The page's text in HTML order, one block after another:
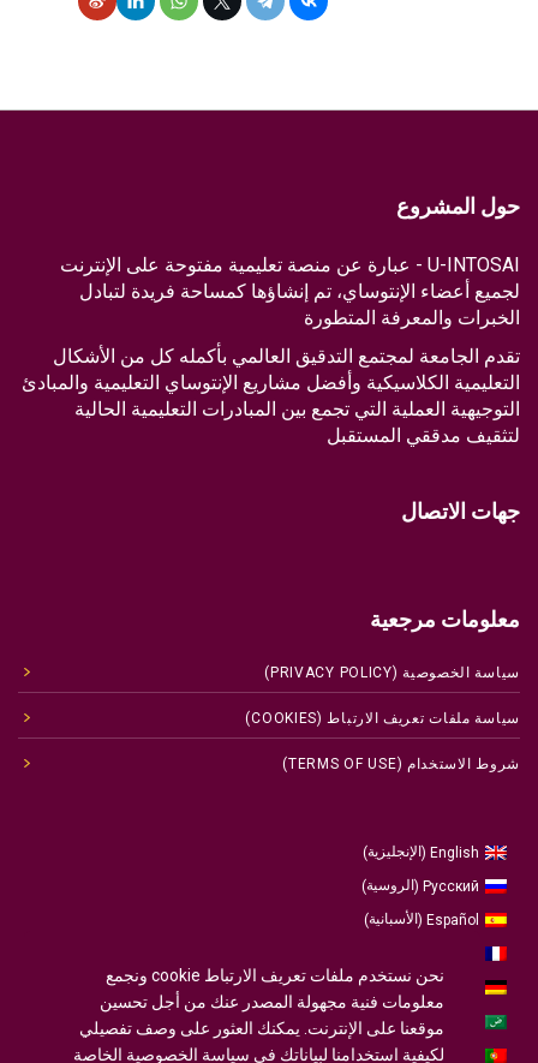
حول المشروع
U-INTOSAI - عبارة عن منصة تعليمية مفتوحة على الإنترنت
لجميع أعضاء الإنتوساي، تم إنشاؤها كمساحة فريدة لتبادل
الخبرات والمعرفة المتطورة
تقدم الجامعة لمجتمع التدقيق العالمي بأكمله كل من الأشكال
التعليمية الكلاسيكية وأفضل مشاريع الإنتوساي التعليمية والمبادئ
التوجيهية العملية التي تجمع بين المبادرات التعليمية الحالية
لتثقيف مدققي المستقبل
جهات الاتصال
معلومات مرجعية
سياسة الخصوصية (PRIVACY POLICY)
سياسة ملفات تعريف الارتباط (COOKIES)
شروط الاستخدام (TERMS OF USE)
English
(الإنجليزية)
Русский
(الروسية)
Español
(الأسبانية)
Deutsch
( الألمانية
Português
( البرتغالية ، البرتغال)
نحن نستخدم ملفات تعريف الارتباط cookie ونجمع
معلومات فنية مجهولة المصدر عنك من أجل تحسين
موقعنا على الإنترنت. يمكنك العثور على وصف تفصيلي
لكيفية استخدامنا لبياناتك في سياسة الخصوصية الخاصة